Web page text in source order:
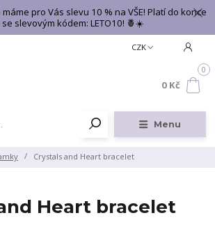
pro Vás slevu 10 % na VŠE! Platí do konce
slevovým kódem: LETO10! 🍍☀️
Menu
CZK
0
0 Kč
Crystals and Heart bracelet
Heart bracelet